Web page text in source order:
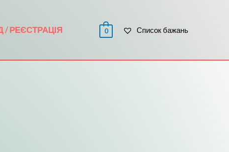
/ РЕЄСТРАЦІЯ 0 Список бажань